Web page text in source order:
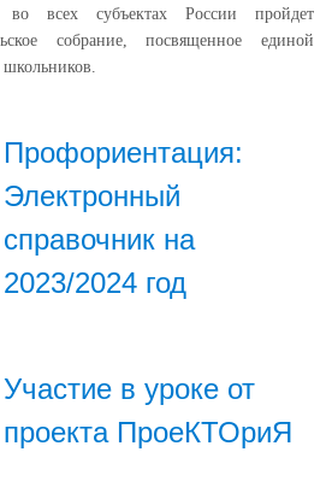
всех субъектах России пройдет
собрание, посвященное единой
Профориентация:
Электронный
справочник на
2023/2024 год
Участие в уроке от
проекта ПроеКТОриЯ